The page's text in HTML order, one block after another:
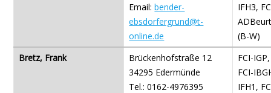
Email:bender-
ebsdorfergrund@t-
online.de
IFH3,
(B-W)
Bretz, Frank
Brückenhofstraße 12
34295 Edermünde
Tel.: 0162-4976395
FCI-
FCI-
IFH1,